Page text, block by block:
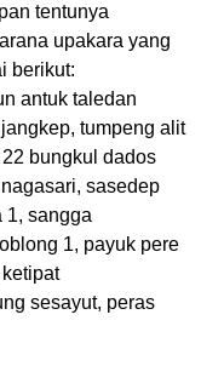
tentunya
upakara yang
berikut:
antuk taledan
tumpeng alit
bungkul dados
sasedep
1, sangga
1, payuk pere
sesayut, peras